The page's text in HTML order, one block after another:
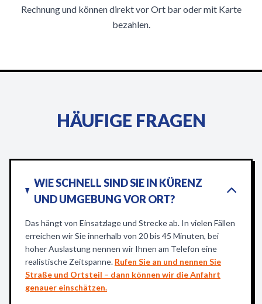
Rechnung und können direkt vor Ort bar oder mit Karte
bezahlen.
HÄUFIGE FRAGEN
WIE SCHNELL SIND SIE IN KÜRENZ
UND UMGEBUNG VOR ORT?
Das hängt von Einsatzlage und Strecke ab. In vielen Fällen
erreichen wir Sie innerhalb von 20 bis 45 Minuten, bei
hoher Auslastung nennen wir Ihnen am Telefon eine
realistische Zeitspanne. Rufen Sie an und nennen Sie
Straße und Ortsteil – dann können wir die Anfahrt
genauer einschätzen.